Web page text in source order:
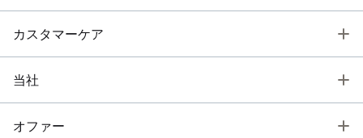
カスタマーケア
当社
オファー